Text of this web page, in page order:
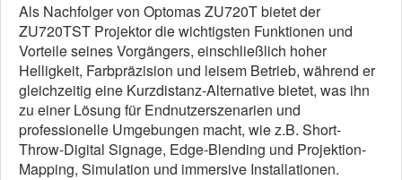
Als Nachfolger von Optomas ZU720T bietet der
ZU720TST Projektor die wichtigsten Funktionen und
Vorteile seines Vorgängers, einschließlich hoher
Helligkeit, Farbpräzision und leisem Betrieb, während er
gleichzeitig eine Kurzdistanz-Alternative bietet, was ihn
zu einer Lösung für Endnutzerszenarien und
professionelle Umgebungen macht, wie z.B. Short-
Throw-Digital Signage, Edge-Blending und Projektion-
Mapping, Simulation und immersive Installationen.